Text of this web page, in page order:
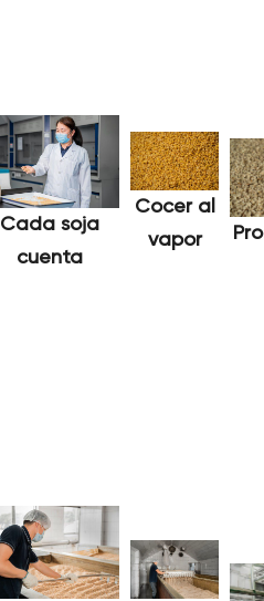
Cada soja
cuenta
Cocer al
vapor